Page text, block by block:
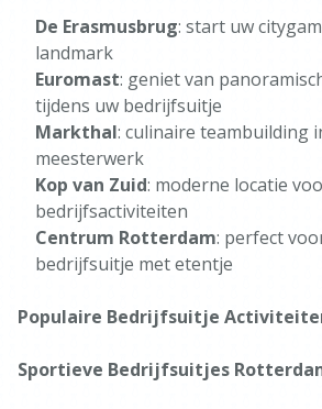
De Erasmusbrug: start uw
landmark
Euromast: geniet van
tijdens uw bedrijfsuitje
Markthal: culinaire teambuilding
meesterwerk
Kop van Zuid: moderne locatie
bedrijfsactiviteiten
Centrum Rotterdam: perfect
bedrijfsuitje met etentje
Populaire Bedrijfsuitje
Sportieve Bedrijfsuitjes